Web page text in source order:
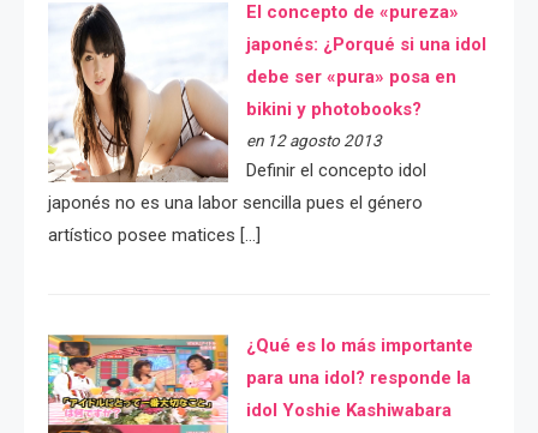
El concepto de «pureza»
japonés: ¿Porqué si una idol
debe ser «pura» posa en
bikini y photobooks?
en 12 agosto 2013
Definir el concepto idol
japonés no es una labor sencilla pues el género
artístico posee matices […]
¿Qué es lo más importante
para una idol? responde la
idol Yoshie Kashiwabara